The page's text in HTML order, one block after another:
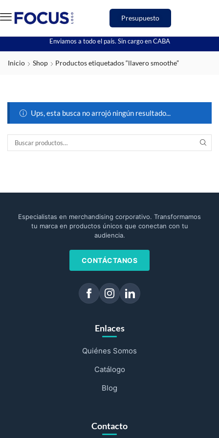
Presupuesto
Enviamos a todo el país. Sin cargo en CABA
Inicio Shop Productos etiquetados “llavero smoothe”
Ups, esta busca no arrojó ningún resultado...
Especialistas en merchandising corporativo. Transformamos
tu marca en productos únicos que conectan con tu
audiencia.
CONTÁCTANOS
Enlaces
Quiénes Somos
Catálogo
Blog
Contacto